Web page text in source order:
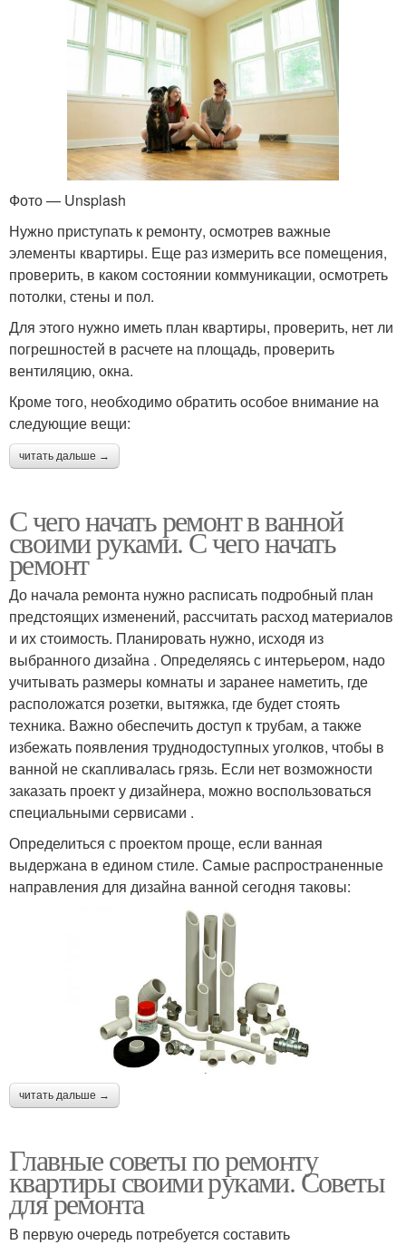
Фото — Unsplash
Нужно приступать к ремонту, осмотрев важные
элементы квартиры. Еще раз измерить все помещения,
проверить, в каком состоянии коммуникации, осмотреть
потолки, стены и пол.
Для этого нужно иметь план квартиры, проверить, нет ли
погрешностей в расчете на площадь, проверить
вентиляцию, окна.
Кроме того, необходимо обратить особое внимание на
следующие вещи:
читать дальше →
С чего начать ремонт в ванной
своими руками. С чего начать
ремонт
До начала ремонта нужно расписать подробный план
предстоящих изменений, рассчитать расход материалов
и их стоимость. Планировать нужно, исходя из
выбранного дизайна . Определяясь с интерьером, надо
учитывать размеры комнаты и заранее наметить, где
расположатся розетки, вытяжка, где будет стоять
техника. Важно обеспечить доступ к трубам, а также
избежать появления труднодоступных уголков, чтобы в
ванной не скапливалась грязь. Если нет возможности
заказать проект у дизайнера, можно воспользоваться
специальными сервисами .
Определиться с проектом проще, если ванная
выдержана в едином стиле. Самые распространенные
направления для дизайна ванной сегодня таковы:
читать дальше →
Главные советы по ремонту
квартиры своими руками. Советы
для ремонта
В первую очередь потребуется составить